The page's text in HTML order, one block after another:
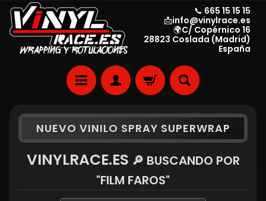
📞 665 15 15 15
📩info@vinylrace.es
🌍C/ Copérnico 16
28823 Coslada (Madrid)
España
NUEVO VINILO SPRAY SUPERWRAP
VINYLRACE.ES 🔎 BUSCANDO POR
"FILM FAROS"